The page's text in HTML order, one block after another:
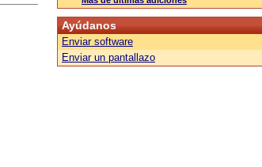
Ayúdanos
Enviar software
Enviar un pantallazo